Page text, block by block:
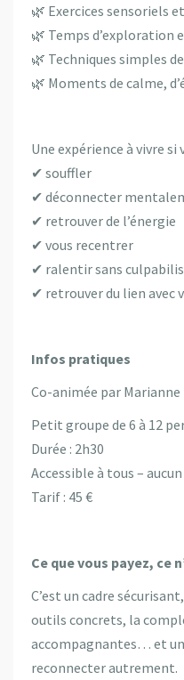
🌿 Exercices sensoriels
🌿 Temps d’exploration
🌿 Techniques simples
🌿 Moments de calme,
Une expérience à vivre si
✔ souffler
✔ déconnecter
✔ retrouver de l’énergie
✔ vous recentrer
✔ ralentir sans
✔ retrouver du lien avec
Infos pratiques
Co-animée par
Petit groupe de 6 à 12
Durée : 2h30
Accessible à tous –
Tarif : 45 €
Ce que vous payez, ce
C’est un cadre
outils concrets, la
accompagnantes… et
reconnecter autrement.